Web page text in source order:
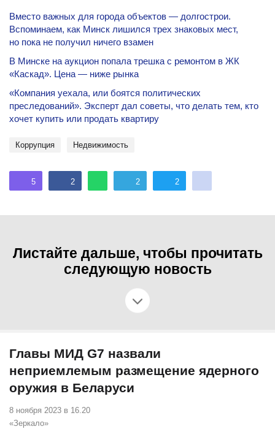
Вместо важных для города объектов — долгострои.
Вспоминаем, как Минск лишился трех знаковых мест,
но пока не получил ничего взамен
В Минске на аукцион попала трешка с ремонтом в ЖК
«Каскад». Цена — ниже рынка
«Компания уехала, или боятся политических
преследований». Эксперт дал советы, что делать тем, кто
хочет купить или продать квартиру
коррупция недвижимость
5 2 2 2
Листайте дальше, чтобы прочитать
следующую новость